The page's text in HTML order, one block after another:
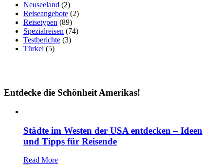
Neuseeland (2)
Reiseangebote (2)
Reisetypen (89)
Spezialreisen (74)
Testberichte (3)
Türkei (5)
Entdecke die Schönheit Amerikas!
Städte im Westen der USA entdecken – Ideen
und Tipps für Reisende
Read More